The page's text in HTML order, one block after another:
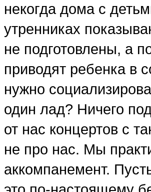
некогда дома с
утренниках
не подготовлены, а
приводят ребенка в
нужно
один лад? Ничего
от нас концертов с
не про нас. Мы
аккомпанемент.